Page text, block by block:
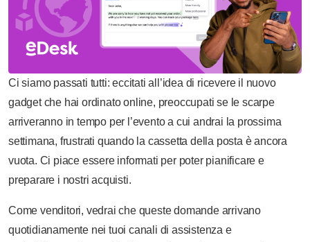
Ci siamo passati tutti: eccitati all’idea di ricevere il nuovo
gadget che hai ordinato online, preoccupati se le scarpe
arriveranno in tempo per l’evento a cui andrai la prossima
settimana, frustrati quando la cassetta della posta è ancora
vuota. Ci piace essere informati per poter pianificare e
preparare i nostri acquisti.
Come venditori, vedrai che queste domande arrivano
quotidianamente nei tuoi canali di assistenza e